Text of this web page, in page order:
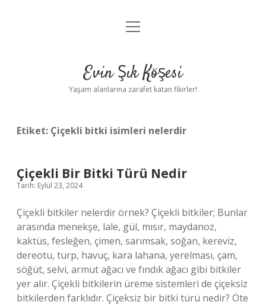
Anasayfa
Yasal Uyarı
menüyü
Evin Şık Köşesi
Yaşam alanlarına zarafet katan fikirler!
Etiket: Çiçekli bitki isimleri nelerdir
Çiçekli Bir Bitki Türü Nedir
Tarih: Eylül 23, 2024
Çiçekli bitkiler nelerdir örnek? Çiçekli bitkiler; Bunlar
arasında menekşe, lale, gül, mısır, maydanoz,
kaktüs, fesleğen, çimen, sarımsak, soğan, kereviz,
dereotu, turp, havuç, kara lahana, yerelması, çam,
söğüt, selvi, armut ağacı ve fındık ağacı gibi bitkiler
yer alır. Çiçekli bitkilerin üreme sistemleri de çiçeksiz
bitkilerden farklıdır. Çiçeksiz bir bitki türü nedir? Öte